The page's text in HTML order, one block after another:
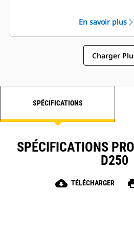
Isolation
En savoir plus
Charger
SPÉCIFICATIONS
SPÉCIFICATIONS
D250
cloud_download TÉLÉCHARGER